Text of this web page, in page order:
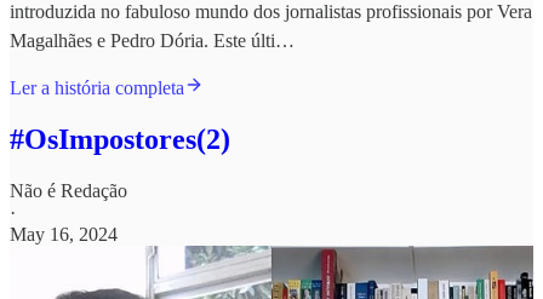
introduzida no fabuloso mundo dos jornalistas profissionais por Vera
Magalhães e Pedro Dória. Este últi…
Ler a história completa
#OsImpostores(2)
Não é Redação
·
May 16, 2024